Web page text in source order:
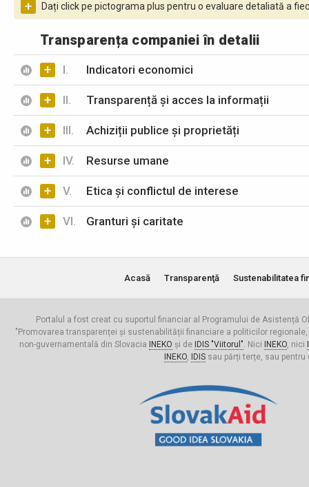
+ Dați click pe pictograma plus pentru o evaluare detaliată a
Transparența companiei în detalii
+ I. Indicatori economici
+ II. Transparență și acces la informații
+ III. Achiziții publice și proprietăți
+ IV. Resurse umane
+ V. Etica și conflictul de interese
+ VI. Granturi și caritate
Acasă Transparenţă Sustenabilitatea
Portalul a fost creat cu suportul financiar al Programului de Asistență
"Promovarea transparenței și sustenabilității financiare a politicilor
non-guvernamentală din Slovacia
INEKO și de IDIS "Viitorul". Nici INEKO, nici
INEKO, IDISsau părți terțe, sau pentru